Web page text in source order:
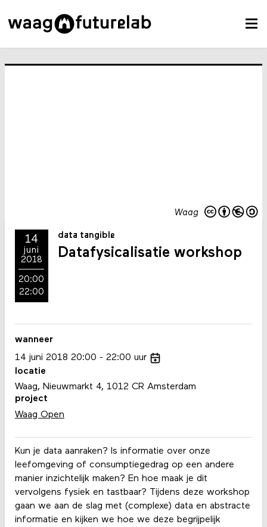
Waag
14
juni
2018
20:00
22:00
data tangible
Datafysicalisatie workshop
Kun je data aanraken? Is informatie over onze
leefomgeving of consumptiegedrag op een andere
manier inzichtelijk maken? En hoe maak je dit
vervolgens fysiek en tastbaar? Tijdens deze workshop
gaan we aan de slag met (complexe) data en abstracte
informatie en kijken we hoe we deze begrijpelijk
wanneer
14 juni 2018 20:00 22:00 uur
locatie
Waag, Nieuwmarkt 4, 1012 CR Amsterdam
project
Waag Open